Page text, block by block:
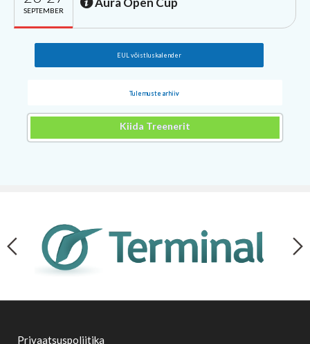
SEPTEMBER
EUL võistluskalender
Tulemuste arhiiv
Kiida Treenerit
Privaatsuspoliitika